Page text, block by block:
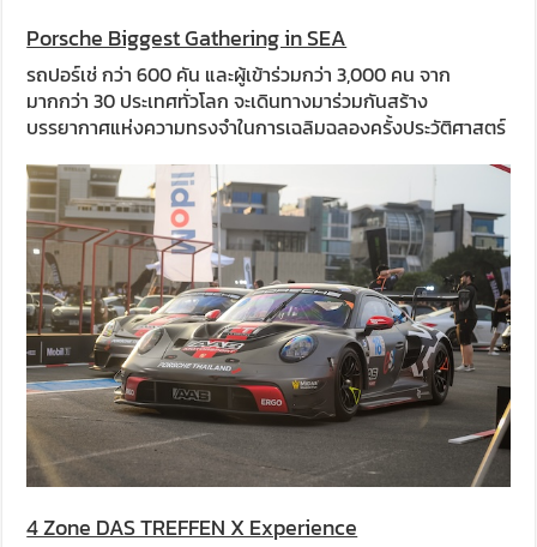
Porsche Biggest Gathering in SEA
รถปอร์เช่ กว่า 600 คัน และผู้เข้าร่วมกว่า 3,000 คน จาก
มากกว่า 30 ประเทศทั่วโลก จะเดินทางมาร่วมกันสร้าง
บรรยากาศแห่งความทรงจำในการเฉลิมฉลองครั้งประวัติศาสตร์
4 Zone DAS TREFFEN X Experience